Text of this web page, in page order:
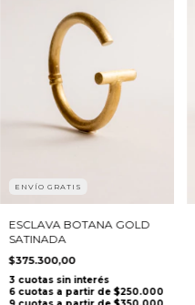
ENVÍO GRATIS
ESCLAVA BOTANA GOLD
SATINADA
$375.300,00